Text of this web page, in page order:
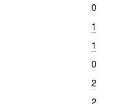
0
1
1
0
2
2